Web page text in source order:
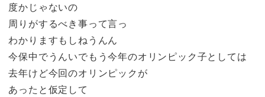
度かじゃないの
周りがするべき事って言っ
わかりますもしねうんん
今保中でうんいでもう今年のオリンピック子としては
去年けど今回のオリンピックが
あったと仮定して